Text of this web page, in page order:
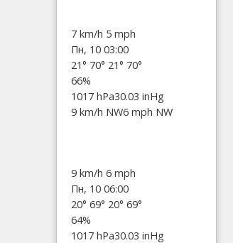
7 km/h 5 mph
Пн, 10 03:00
21° 70° 21° 70°
66%
1017 hPa30.03 inHg
9 km/h NW6 mph NW
9 km/h 6 mph
Пн, 10 06:00
20° 69° 20° 69°
64%
1017 hPa30.03 inHg